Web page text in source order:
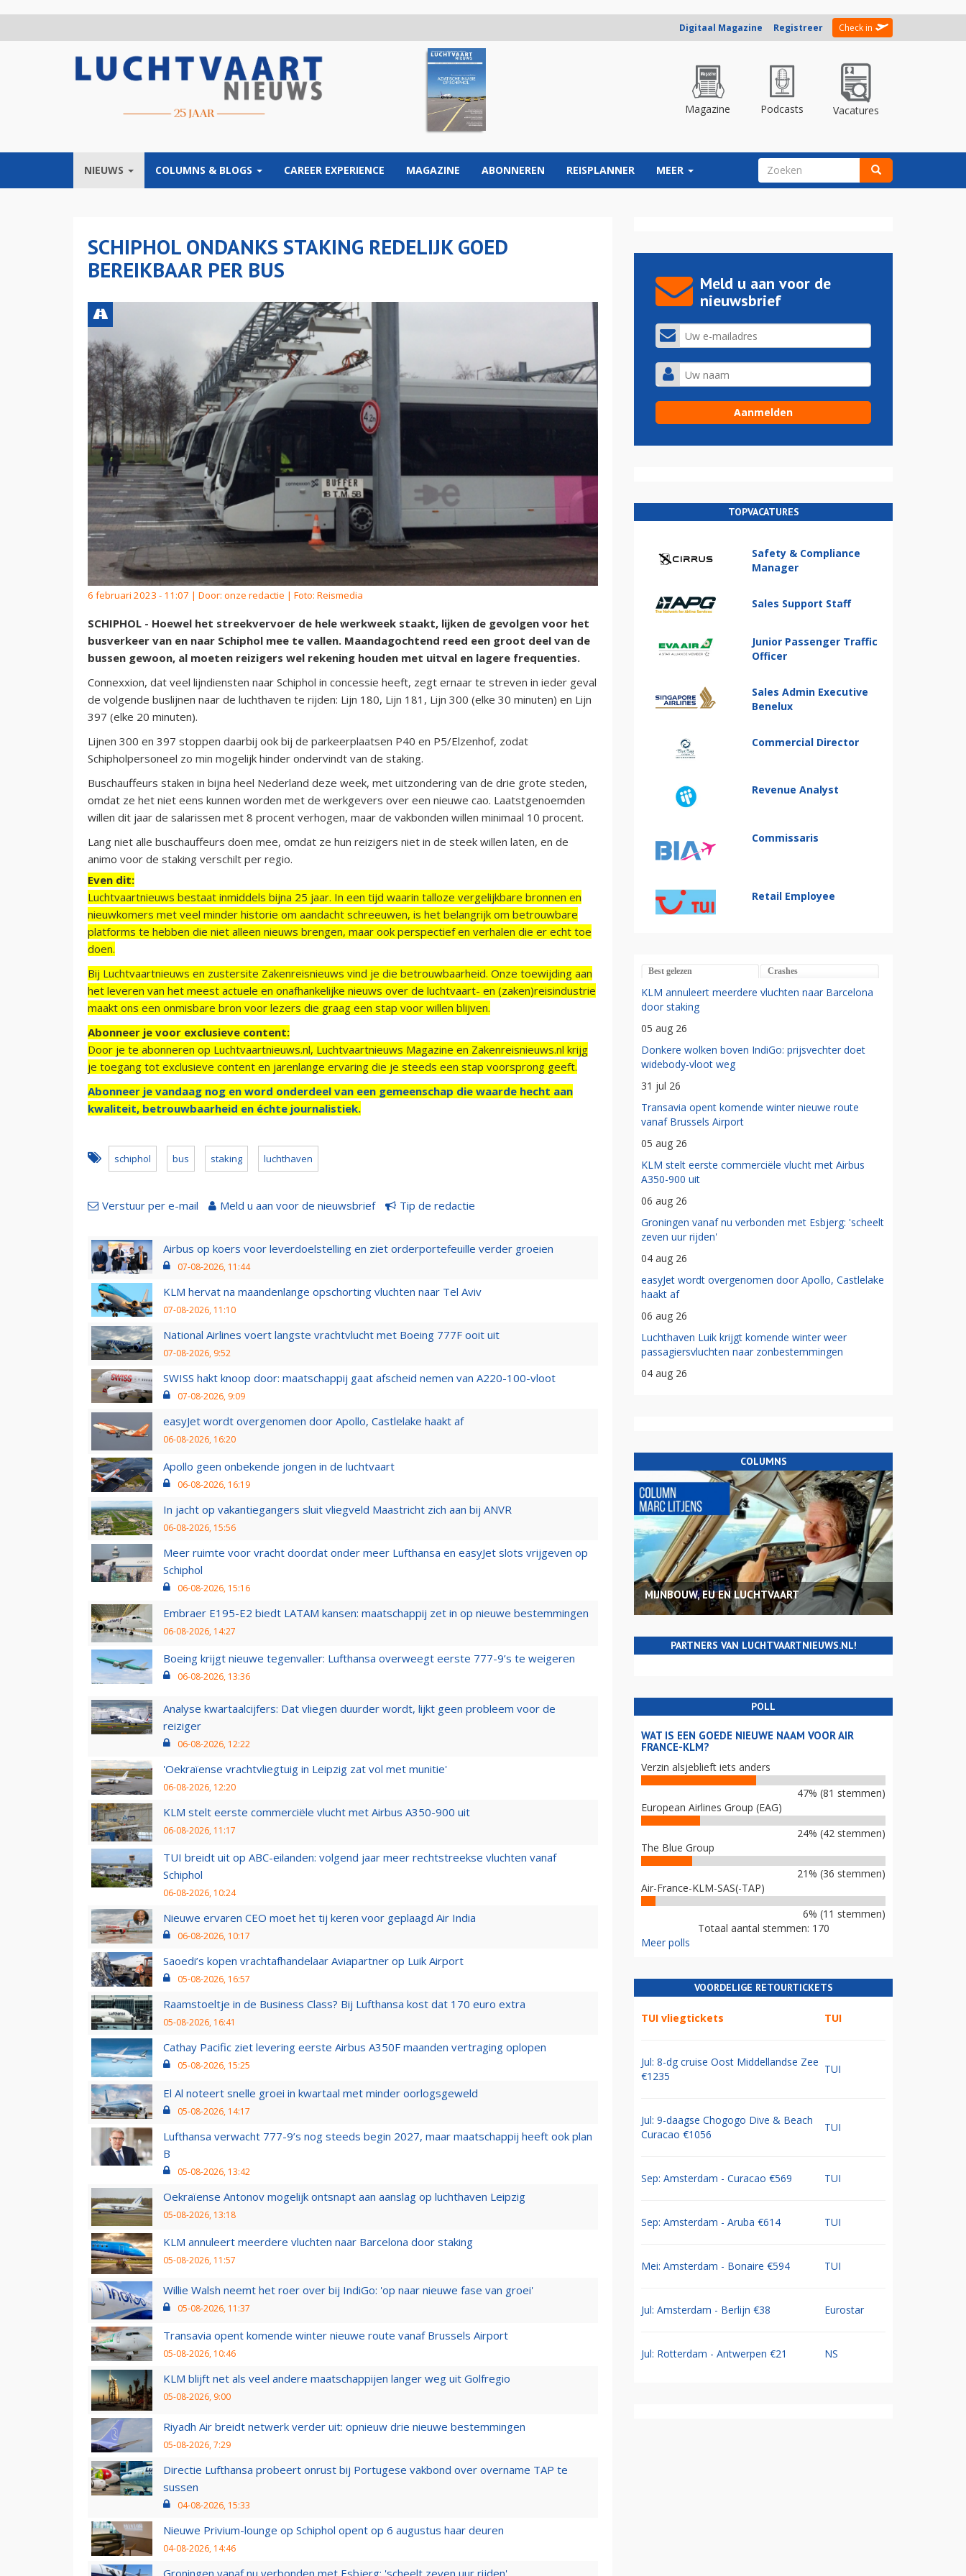
Digitaal Magazine Registreer Check in
Magazine Podcasts Vacatures
NIEUWS COLUMNS & BLOGS CAREER EXPERIENCE MAGAZINE ABONNEREN REISPLANNER MEER ZOEKVELD
SCHIPHOL ONDANKS STAKING REDELIJK GOED
BEREIKBAAR PER BUS
6 februari 2023 - 11:07 | Door: onze redactie | Foto: Reismedia
SCHIPHOL - Hoewel het streekvervoer de hele werkweek staakt, lijken de gevolgen voor het
busverkeer van en naar Schiphol mee te vallen. Maandagochtend reed een groot deel van de
bussen gewoon, al moeten reizigers wel rekening houden met uitval en lagere frequenties.
Connexxion, dat veel lijndiensten naar Schiphol in concessie heeft, zegt ernaar te streven in ieder geval
de volgende buslijnen naar de luchthaven te rijden: Lijn 180, Lijn 181, Lijn 300 (elke 30 minuten) en Lijn
397 (elke 20 minuten).
Lijnen 300 en 397 stoppen daarbij ook bij de parkeerplaatsen P40 en P5/Elzenhof, zodat
Schipholpersoneel zo min mogelijk hinder ondervindt van de staking.
Buschauffeurs staken in bijna heel Nederland deze week, met uitzondering van de drie grote steden,
omdat ze het niet eens kunnen worden met de werkgevers over een nieuwe cao. Laatstgenoemden
willen dit jaar de salarissen met 8 procent verhogen, maar de vakbonden willen minimaal 10 procent.
Lang niet alle buschauffeurs doen mee, omdat ze hun reizigers niet in de steek willen laten, en de
animo voor de staking verschilt per regio.
Even dit:
Luchtvaartnieuws bestaat inmiddels bijna 25 jaar. In een tijd waarin talloze vergelijkbare bronnen en
nieuwkomers met veel minder historie om aandacht schreeuwen, is het belangrijk om betrouwbare
platforms te hebben die niet alleen nieuws brengen, maar ook perspectief en verhalen die er echt toe
doen.
Bij Luchtvaartnieuws en zustersite Zakenreisnieuws vind je die betrouwbaarheid. Onze toewijding aan
het leveren van het meest actuele en onafhankelijke nieuws over de luchtvaart- en (zaken)reisindustrie
maakt ons een onmisbare bron voor lezers die graag een stap voor willen blijven.
Abonneer je voor exclusieve content:
Door je te abonneren op Luchtvaartnieuws.nl, Luchtvaartnieuws Magazine en Zakenreisnieuws.nl krijg
je toegang tot exclusieve content en jarenlange ervaring die je steeds een stap voorsprong geeft.
Abonneer je vandaag nog en word onderdeel van een gemeenschap die waarde hecht aan
kwaliteit, betrouwbaarheid en échte journalistiek.
schiphol bus staking luchthaven
Verstuur per e-mail Meld u aan voor de nieuwsbrief Tip de redactie
Airbus op koers voor leverdoelstelling en ziet orderportefeuille verder groeien
07-08-2026, 11:44
KLM hervat na maandenlange opschorting vluchten naar Tel Aviv
07-08-2026, 11:10
National Airlines voert langste vrachtvlucht met Boeing 777F ooit uit
07-08-2026, 9:52
SWISS hakt knoop door: maatschappij gaat afscheid nemen van A220-100-vloot
07-08-2026, 9:09
easyJet wordt overgenomen door Apollo, Castlelake haakt af
06-08-2026, 16:20
Apollo geen onbekende jongen in de luchtvaart
06-08-2026, 16:19
In jacht op vakantiegangers sluit vliegveld Maastricht zich aan bij ANVR
06-08-2026, 15:56
Meer ruimte voor vracht doordat onder meer Lufthansa en easyJet slots vrijgeven op
Schiphol
06-08-2026, 15:16
Embraer E195-E2 biedt LATAM kansen: maatschappij zet in op nieuwe bestemmingen
06-08-2026, 14:27
Boeing krijgt nieuwe tegenvaller: Lufthansa overweegt eerste 777-9’s te weigeren
06-08-2026, 13:36
Analyse kwartaalcijfers: Dat vliegen duurder wordt, lijkt geen probleem voor de
reiziger
06-08-2026, 12:22
'Oekraïense vrachtvliegtuig in Leipzig zat vol met munitie'
06-08-2026, 12:20
KLM stelt eerste commerciële vlucht met Airbus A350-900 uit
06-08-2026, 11:17
TUI breidt uit op ABC-eilanden: volgend jaar meer rechtstreekse vluchten vanaf
Schiphol
06-08-2026, 10:24
Nieuwe ervaren CEO moet het tij keren voor geplaagd Air India
06-08-2026, 10:17
Saoedi’s kopen vrachtafhandelaar Aviapartner op Luik Airport
05-08-2026, 16:57
Raamstoeltje in de Business Class? Bij Lufthansa kost dat 170 euro extra
05-08-2026, 16:41
Cathay Pacific ziet levering eerste Airbus A350F maanden vertraging oplopen
05-08-2026, 15:25
El Al noteert snelle groei in kwartaal met minder oorlogsgeweld
05-08-2026, 14:17
Lufthansa verwacht 777-9’s nog steeds begin 2027, maar maatschappij heeft ook plan
B
05-08-2026, 13:42
Oekraïense Antonov mogelijk ontsnapt aan aanslag op luchthaven Leipzig
05-08-2026, 13:18
KLM annuleert meerdere vluchten naar Barcelona door staking
05-08-2026, 11:57
Willie Walsh neemt het roer over bij IndiGo: 'op naar nieuwe fase van groei'
05-08-2026, 11:37
Transavia opent komende winter nieuwe route vanaf Brussels Airport
05-08-2026, 10:46
KLM blijft net als veel andere maatschappijen langer weg uit Golfregio
05-08-2026, 9:00
Riyadh Air breidt netwerk verder uit: opnieuw drie nieuwe bestemmingen
05-08-2026, 7:29
Directie Lufthansa probeert onrust bij Portugese vakbond over overname TAP te
sussen
04-08-2026, 15:33
Nieuwe Privium-lounge op Schiphol opent op 6 augustus haar deuren
04-08-2026, 14:46
Groningen vanaf nu verbonden met Esbjerg: 'scheelt zeven uur rijden'
Meld u aan voor de
nieuwsbrief
TOPVACATURES
Safety & Compliance
Manager
Sales Support Staff
Junior Passenger Traffic
Officer
Sales Admin Executive
Benelux
Commercial Director
Revenue Analyst
Commissaris
Retail Employee
Best gelezen Crashes
KLM annuleert meerdere vluchten naar Barcelona
door staking
05 aug 26
Donkere wolken boven IndiGo: prijsvechter doet
widebody-vloot weg
31 jul 26
Transavia opent komende winter nieuwe route
vanaf Brussels Airport
05 aug 26
KLM stelt eerste commerciële vlucht met Airbus
A350-900 uit
06 aug 26
Groningen vanaf nu verbonden met Esbjerg: 'scheelt
zeven uur rijden'
04 aug 26
easyJet wordt overgenomen door Apollo, Castlelake
haakt af
06 aug 26
Luchthaven Luik krijgt komende winter weer
passagiersvluchten naar zonbestemmingen
04 aug 26
COLUMNS
MIJNBOUW, EU EN LUCHTVAART
PARTNERS VAN LUCHTVAARTNIEUWS.NL!
POLL
WAT IS EEN GOEDE NIEUWE NAAM VOOR AIR
FRANCE-KLM?
Verzin alsjeblieft iets anders
47% (81 stemmen)
European Airlines Group (EAG)
24% (42 stemmen)
The Blue Group
21% (36 stemmen)
Air-France-KLM-SAS(-TAP)
6% (11 stemmen)
Totaal aantal stemmen: 170
Meer polls
VOORDELIGE RETOURTICKETS
TUI vliegtickets TUI
Jul: 8-dg cruise Oost Middellandse Zee
€1235
TUI
Jul: 9-daagse Chogogo Dive & Beach
Curacao €1056
TUI
Sep: Amsterdam - Curacao €569 TUI
Sep: Amsterdam - Aruba €614 TUI
Mei: Amsterdam - Bonaire €594 TUI
Jul: Amsterdam - Berlijn €38 Eurostar
Jul: Rotterdam - Antwerpen €21 NS